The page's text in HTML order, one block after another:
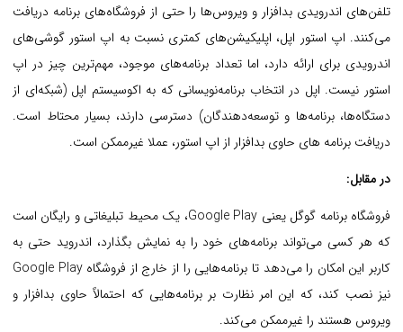
تلفن‌های اندرویدی بدافزار و ویروس‌ها را حتی از فروشگاه‌های برنامه دریافت
می‌کنند. اپ استور اپل، اپلیکیشن‌های کمتری نسبت به اپ استور گوشی‌های
اندرویدی برای ارائه دارد، اما تعداد برنامه‌های موجود، مهم‌ترین چیز در اپ
استور نیست. اپل در انتخاب برنامه‌نویسانی که به اکوسیستم اپل (شبکه‌ای از
دستگاه‌ها، برنامه‌ها و توسعه‌دهندگان) دسترسی دارند، بسیار محتاط است.
دریافت برنامه های حاوی بدافزار از اپ استور، عملا غیرممکن است.
در مقابل:
فروشگاه برنامه گوگل یعنی Google Play، یک محیط تبلیغاتی و رایگان است
که هر کسی می‌تواند برنامه‌های خود را به نمایش بگذارد، اندروید حتی به
کاربر این امکان را می‌دهد تا برنامه‌هایی را از خارج از فروشگاه Google Play
نیز نصب کند، که این امر نظارت بر برنامه‌هایی که احتمالاً حاوی بدافزار و
ویروس هستند را غیرممکن می‌کند.